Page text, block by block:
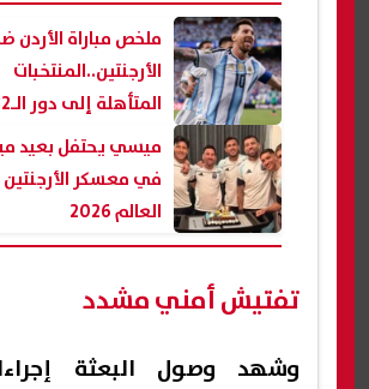
ملخص مباراة الأردن
الأرجنتين..المنتخبات
كأس العالم 2026
ميسي يحتفل بعيد
في معسكر
العالم 2026
تفتيش أمني مشدد
وشهد وصول البعثة